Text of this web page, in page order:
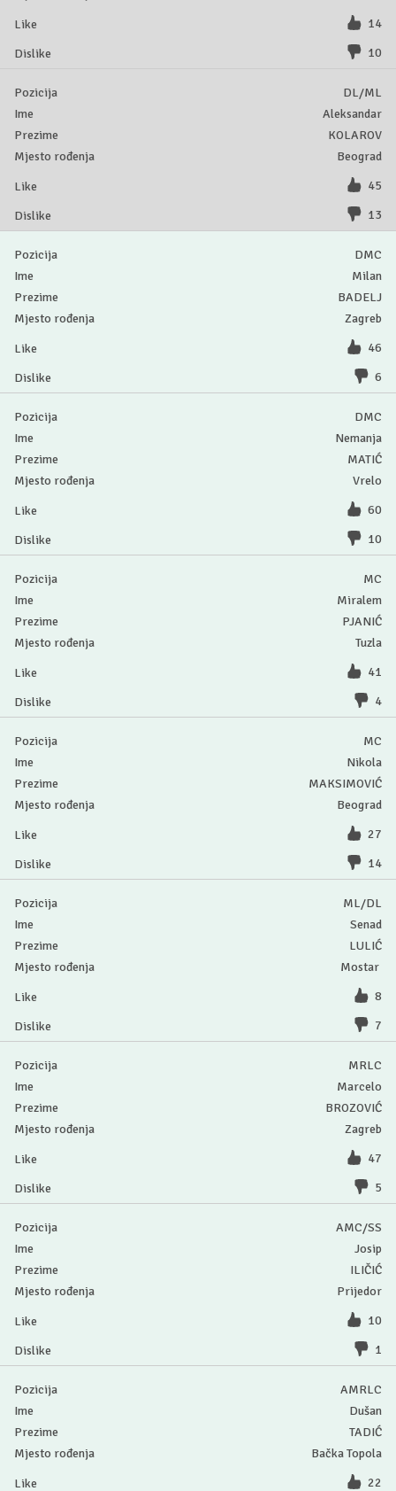
14
10
DL/ML
Aleksandar
KOLAROV
Beograd
45
13
DMC
Milan
BADELJ
Zagreb
46
6
DMC
Nemanja
MATIĆ
Vrelo
60
10
MC
Miralem
PJANIĆ
Tuzla
41
4
MC
Nikola
MAKSIMOVIĆ
Beograd
27
14
ML/DL
Senad
LULIĆ
Mostar
8
7
MRLC
Marcelo
BROZOVIĆ
Zagreb
47
5
AMC/SS
Josip
ILIČIĆ
Prijedor
10
1
AMRLC
Dušan
TADIĆ
Bačka Topola
22